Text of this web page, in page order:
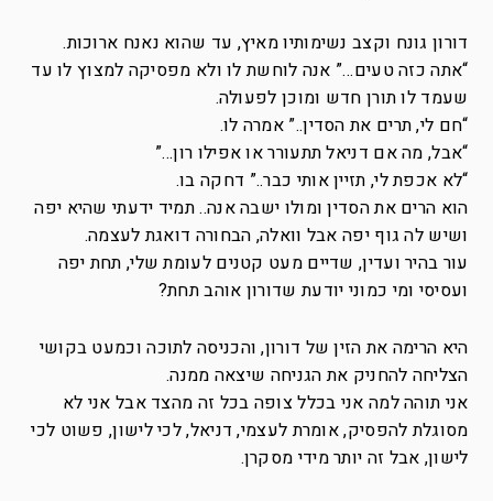
דורון גונח וקצב נשימותיו מאיץ, עד שהוא נאנח ארוכות.
“אתה כזה טעים…” אנה לוחשת לו ולא מפסיקה למצוץ לו עד
שעמד לו תורן חדש ומוכן לפעולה.
“חם לי, תרים את הסדין..” אמרה לו.
“אבל, מה אם דניאל תתעורר או אפילו רון…”
“לא אכפת לי, תזיין אותי כבר..” דחקה בו.
הוא הרים את הסדין ומולו ישבה אנה.. תמיד ידעתי שהיא יפה
ושיש לה גוף יפה אבל וואלה, הבחורה דואגת לעצמה.
עור בהיר ועדין, שדיים מעט קטנים לעומת שלי, תחת יפה
ועסיסי ומי כמוני יודעת שדורון אוהב תחת?
היא הרימה את הזין של דורון, והכניסה לתוכה וכמעט בקושי
הצליחה להחניק את הגניחה שיצאה ממנה.
אני תוהה למה אני בכלל צופה בכל זה מהצד אבל אני לא
מסוגלת להפסיק, אומרת לעצמי, דניאל, לכי לישון, פשוט לכי
לישון, אבל זה יותר מידי מסקרן.